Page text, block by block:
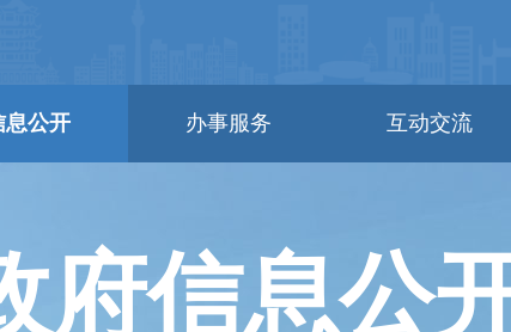
息公开 办事服务 互动交流
府信息公